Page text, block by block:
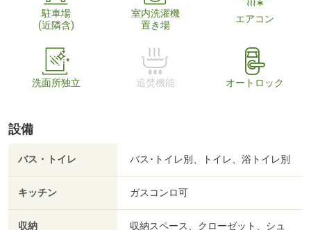
駐車場
(近隣含)
室内洗濯機
置き場
エアコン
洗面所独立 追焚機能 オートロック
設備
バス・トイレ バス･トイレ別、トイレ、浴トイレ別
キッチン ガスコンロ可
収納
収納スペース、クローゼット、シュ